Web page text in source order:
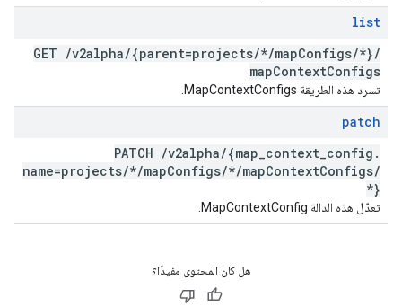
list
GET /v2alpha/{parent=projects/*/mapConfigs/*}/
mapContextConfigs
تسرد هذه الطريقة MapContextConfigs.
patch
PATCH /v2alpha/{map context config .
name=projects/*/mapConfigs/*/mapContextConfigs/
*}
تعدّل هذه الدالة MapContextConfig.
هل كان المحتوى مفيدًا؟